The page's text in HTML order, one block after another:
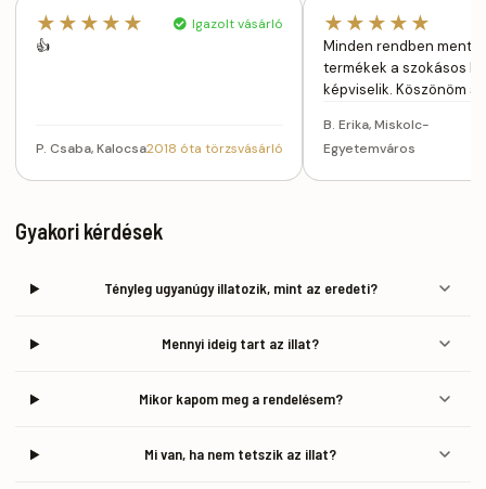
★★★★★ Igazolt vásárló
👍
P. Csaba, Kalocsa2018 óta törzsvásárló
★★★★★
Minden rendben ment
termékek a szokásos
képviselik. Köszönöm
B. Erika, Miskolc-
Egyetemváros
Gyakori kérdések
Tényleg ugyanúgy illatozik, mint az eredeti?
Mennyi ideig tart az illat?
Mikor kapom meg a rendelésem?
Mi van, ha nem tetszik az illat?